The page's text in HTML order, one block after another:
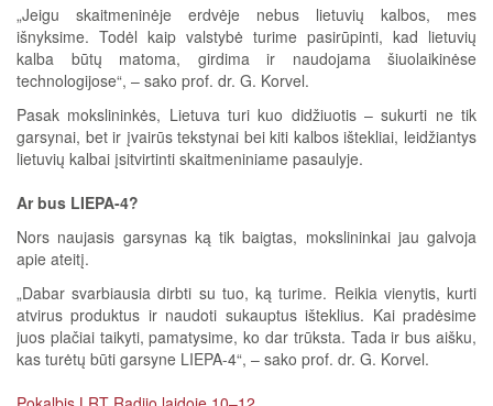
„Jeigu skaitmeninėje erdvėje nebus lietuvių kalbos, mes
išnyksime. Todėl kaip valstybė turime pasirūpinti, kad lietuvių
kalba būtų matoma, girdima ir naudojama šiuolaikinėse
technologijose“, – sako prof. dr. G. Korvel.
Pasak mokslininkės, Lietuva turi kuo didžiuotis – sukurti ne tik
garsynai, bet ir įvairūs tekstynai bei kiti kalbos ištekliai, leidžiantys
lietuvių kalbai įsitvirtinti skaitmeniniame pasaulyje.
Ar bus LIEPA-4?
Nors naujasis garsynas ką tik baigtas, mokslininkai jau galvoja
apie ateitį.
„Dabar svarbiausia dirbti su tuo, ką turime. Reikia vienytis, kurti
atvirus produktus ir naudoti sukauptus išteklius. Kai pradėsime
juos plačiai taikyti, pamatysime, ko dar trūksta. Tada ir bus aišku,
kas turėtų būti garsyne LIEPA-4“, – sako prof. dr. G. Korvel.